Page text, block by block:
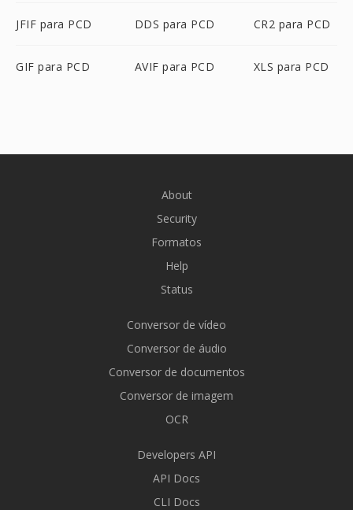
JFIF para PCD DDS para PCD CR2 para PCD
GIF para PCD AVIF para PCD XLS para PCD
About
Security
Formatos
Help
Status
Conversor de vídeo
Conversor de áudio
Conversor de documentos
Conversor de imagem
OCR
Developers API
API Docs
CLI Docs